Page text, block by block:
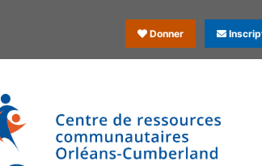
Donner